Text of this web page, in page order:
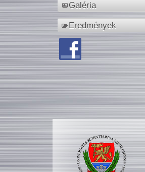
Galéria
Eredmények